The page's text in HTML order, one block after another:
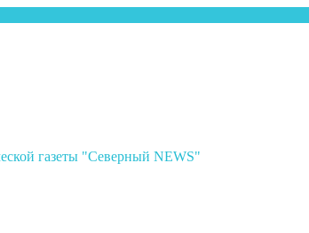
газеты "Северный NEWS"